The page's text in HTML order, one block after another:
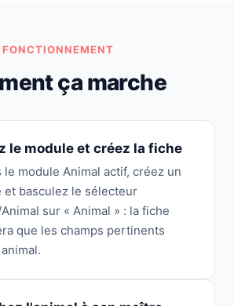
FONCTIONNEMENT
ça marche
le module et créez la fiche
le module Animal actif, créez un
et basculez le sélecteur
sur « Animal » : la fiche
que les champs pertinents